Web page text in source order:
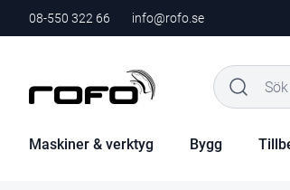
08-550 322 66 info@rofo.se
Maskiner & verktyg Bygg